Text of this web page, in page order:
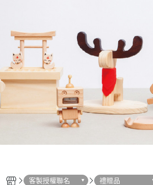
客製授權聯名 禮贈品